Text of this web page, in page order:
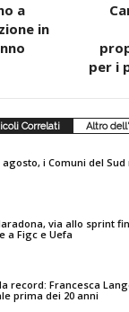
a
in
per i
Correlati Altro
agosto, i Comuni del
via allo sprint
a Figc e Uefa
record: Francesca
prima dei 20 anni